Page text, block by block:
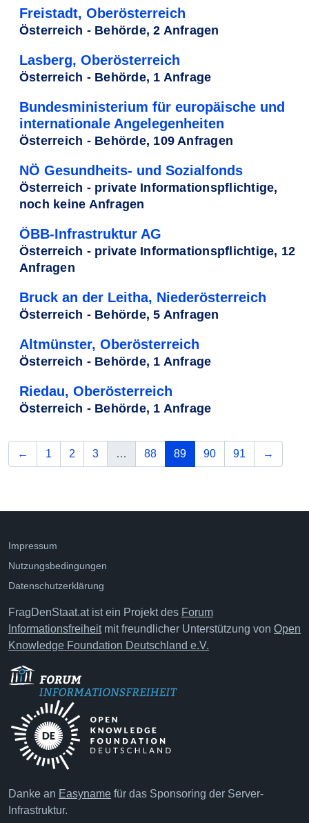
Freistadt, Oberösterreich
Österreich - Behörde, 2 Anfragen
Lasberg, Oberösterreich
Österreich - Behörde, 1 Anfrage
Bundesministerium für europäische und
internationale Angelegenheiten
Österreich - Behörde, 109 Anfragen
NÖ Gesundheits- und Sozialfonds
Österreich - private Informationspflichtige,
noch keine Anfragen
ÖBB-Infrastruktur AG
Österreich - private Informationspflichtige, 12
Anfragen
Bruck an der Leitha, Niederösterreich
Österreich - Behörde, 5 Anfragen
Altmünster, Oberösterreich
Österreich - Behörde, 1 Anfrage
Riedau, Oberösterreich
Österreich - Behörde, 1 Anfrage
← vorherige
1 2 3 … 88 89(aktuelle Seite)
90 91 →
Impressum
Nutzungsbedingungen
Datenschutzerklärung
FragDenStaat.at ist ein Projekt des Forum
Informationsfreiheitmit freundlicher Unterstützung von Open
Knowledge Foundation Deutschland e.V.
Danke an Easyname für das Sponsoring der Server-
Infrastruktur.